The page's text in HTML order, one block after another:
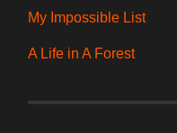
My Impossible List
A Life in A Forest